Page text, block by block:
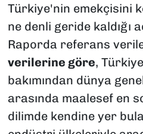
Türkiye'nin emekçisini
ne denli geride kaldığı
Raporda referans
verilerine göre,
bakımından dünya
arasında maalesef en
dilimde kendine yer